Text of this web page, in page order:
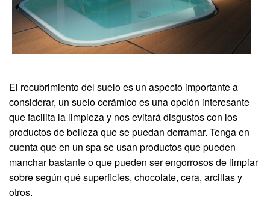
El recubrimiento del suelo es un aspecto importante a
considerar, un suelo cerámico es una opción interesante
que facilita la limpieza y nos evitará disgustos con los
productos de belleza que se puedan derramar. Tenga en
cuenta que en un spa se usan productos que pueden
manchar bastante o que pueden ser engorrosos de limpiar
sobre según qué superficies, chocolate, cera, arcillas y
otros.